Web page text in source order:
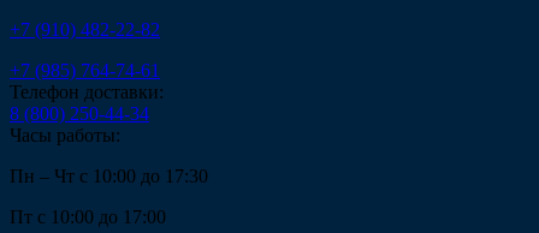
+7 (910) 482-22-82
+7 (985) 764-74-61
Телефон доставки:
8 (800) 250-44-34
Часы работы:
Пн – Чт с 10:00 до 17:30
Пт с 10:00 до 17:00